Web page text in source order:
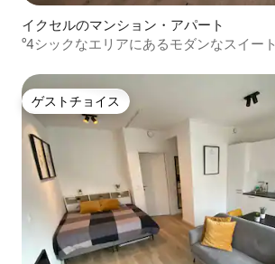
イクセルのマンション・アパート
°4シックなエリアにあるモダンなスイート
ゲストチョイス
ゲストチョイス